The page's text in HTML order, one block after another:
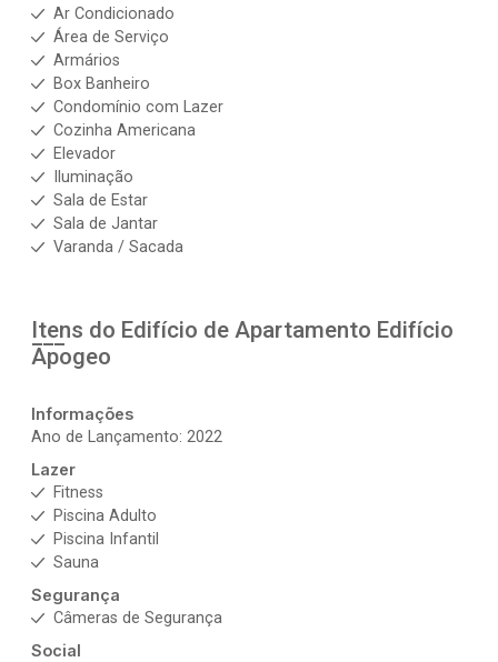
Ar Condicionado
Área de Serviço
Armários
Box Banheiro
Condomínio com Lazer
Cozinha Americana
Elevador
Iluminação
Sala de Estar
Sala de Jantar
Varanda / Sacada
Itens do Edifício de Apartamento Edifício
Apogeo
Informações
Ano de Lançamento: 2022
Lazer
Fitness
Piscina Adulto
Piscina Infantil
Sauna
Segurança
Câmeras de Segurança
Social